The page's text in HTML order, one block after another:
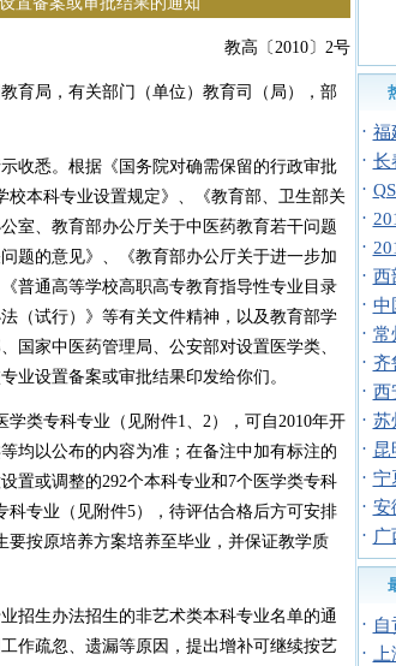
教高〔2010〕2号
育局，有关部门（单位）教育司（局），部
悉。根据《国务院对确需保留的行政审批
本科专业设置规定》、《教育部、卫生部关
室、教育部办公厅关于中医药教育若干问题
题的意见》、《教育部办公厅关于进一步加
普通高等学校高职高专教育指导性专业目录
（试行）》等有关文件精神，以及教育部学
国家中医药管理局、公安部对设置医学类、
业设置备案或审批结果印发给你们。
类专科专业（见附件1、2），可自2010年开
均以公布的内容为准；在备注中加有标注的
置或调整的292个本科专业和7个医学类专科
专业（见附件5），待评估合格后方可安排
要按原培养方案培养至毕业，并保证教学质
生办法招生的非艺术类本科专业名单的通
作疏忽、遗漏等原因，提出增补可继续按艺
· 福
· 长
·
·
·
· 西
· 中
· 常
· 齐
· 西
· 苏
· 昆
· 宁
· 安
·
·
·